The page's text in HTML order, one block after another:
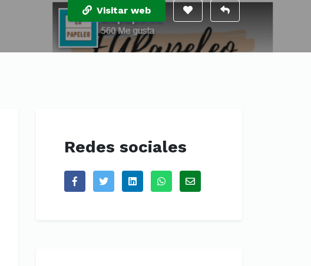
Visitar web
Redes sociales